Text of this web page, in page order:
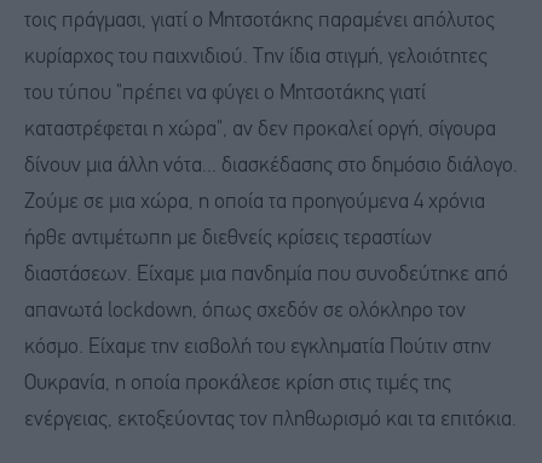
τοις πράγμασι, γιατί ο Μητσοτάκης παραμένει απόλυτος
κυρίαρχος του παιχνιδιού. Την ίδια στιγμή, γελοιότητες
του τύπου "πρέπει να φύγει ο Μητσοτάκης γιατί
καταστρέφεται η χώρα", αν δεν προκαλεί οργή, σίγουρα
δίνουν μια άλλη νότα... διασκέδασης στο δημόσιο διάλογο.
Ζούμε σε μια χώρα, η οποία τα προηγούμενα 4 χρόνια
ήρθε αντιμέτωπη με διεθνείς κρίσεις τεραστίων
διαστάσεων. Είχαμε μια πανδημία που συνοδεύτηκε από
απανωτά lockdown, όπως σχεδόν σε ολόκληρο τον
κόσμο. Είχαμε την εισβολή του εγκληματία Πούτιν στην
Ουκρανία, η οποία προκάλεσε κρίση στις τιμές της
ενέργειας, εκτοξεύοντας τον πληθωρισμό και τα επιτόκια.